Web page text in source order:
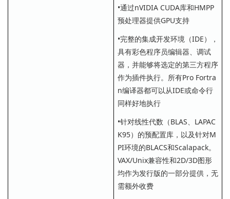
•通过nVIDIA CUDA库和HMPP
预处理器提供GPU支持
•完整的集成开发环境（IDE），
具有彩色程序员编辑器、调试
器，并能够将选定的第三方程序
作为插件执行。所有Pro Fortra
n编译器都可以从IDE或命令行
同样好地执行
•针对线性代数（BLAS、LAPAC
K95）的预配置库，以及针对M
PI环境的BLACS和Scalapack。
VAX/Unix兼容性和2D/3D图形
均作为发行版的一部分提供，无
需额外收费